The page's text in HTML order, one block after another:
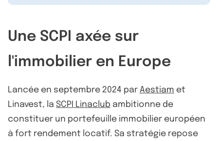
Une SCPI axée sur
l'immobilier en Europe
Lancée en septembre 2024 par Aestiam et
Linavest, la SCPI Linaclub ambitionne de
constituer un portefeuille immobilier européen
à fort rendement locatif. Sa stratégie repose